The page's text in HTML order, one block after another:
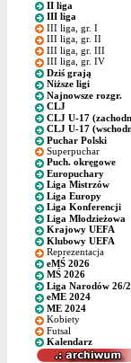
II liga
III liga
III liga, gr. I
III liga, gr. II
III liga, gr. III
III liga, gr. IV
Dziś grają
Niższe ligi
Najnowsze rozgr.
CLJ
CLJ U-17
CLJ U-17
Puchar Polski
Superpuchar
Puch. okręgowe
Europuchary
Liga Mistrzów
Liga Europy
Liga Konferencji
Liga Młodzieżowa
Krajowy UEFA
Klubowy UEFA
Reprezentacja
eMŚ 2026
MŚ 2026
Liga Narodów 26/
eME 2024
ME 2024
Kobiety
Futsal
Kalendarz